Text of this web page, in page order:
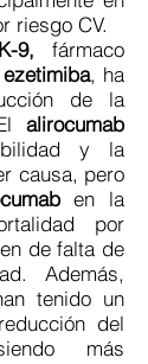
riesgo CV.
9, fármaco
ezetimiba, ha
de la
alirocumab
y la
causa, pero
en la
por
de falta de
Además,
tenido un
del
más